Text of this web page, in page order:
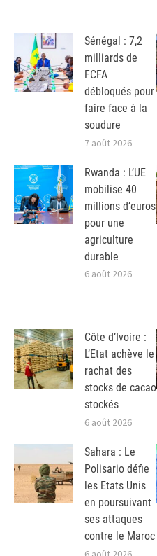
Sénégal : 7,2
milliards de
FCFA
débloqués pour
faire face à la
soudure
7 août 2026
Rwanda : L’UE
mobilise 40
millions d’euros
pour une
agriculture
durable
6 août 2026
Côte d’Ivoire :
L’Etat achève le
rachat des
stocks de cacao
stockés
6 août 2026
Sahara : Le
Polisario défie
les Etats Unis
en poursuivant
ses attaques
contre le Maroc